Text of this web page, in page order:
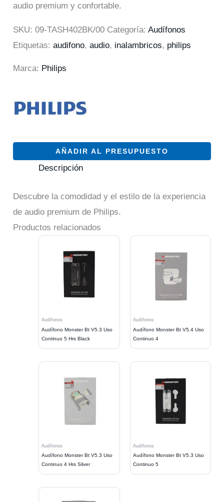
audio premium y confortable.
SKU:09-TASH402BK/00 Categoría:Audífonos
Etiquetas:audifono,audio, inalambricos, philips
Marca: Philips
AÑADIR AL PRESUPUESTO
Descripción
Descubre la comodidad y el estilo de la experiencia
de audio premium de Philips.
Productos relacionados
Audífonos
Audífono Monster Bt V5.3 Uso
Continuo 5 Hrs Black
Audífonos
Audífono Monster Bt V5.4 Uso
Continuo 4
Audífonos
Audífono Monster Bt V5.3 Uso
Continuo 4 Hrs Silver
Audífonos
Audífono Monster Bt V5.3 Uso
Continuo 5